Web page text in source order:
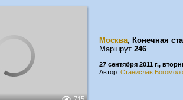
Москва, Конечная
Маршрут 246
27 сентября 2011 г.,
Автор: Станислав